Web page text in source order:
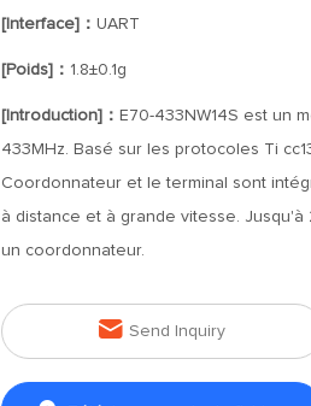
[Interface]： UART
[Poids]： 1.8±0.1g
[Introduction]： E70-433NW14S est un
433MHz. Basé sur les protocoles Ti
Coordonnateur et le terminal sont
à distance et à grande vitesse.
un coordonnateur.
 Send Inquiry